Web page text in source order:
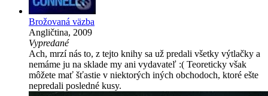
Brožovaná väzba
Angličtina, 2009
Vypredané
Ach, mrzí nás to, z tejto knihy sa už predali všetky výtlačky a
nemáme ju na sklade my ani vydavateľ :( Teoreticky však
môžete mať šťastie v niektorých iných obchodoch, ktoré ešte
nepredali posledné kusy.